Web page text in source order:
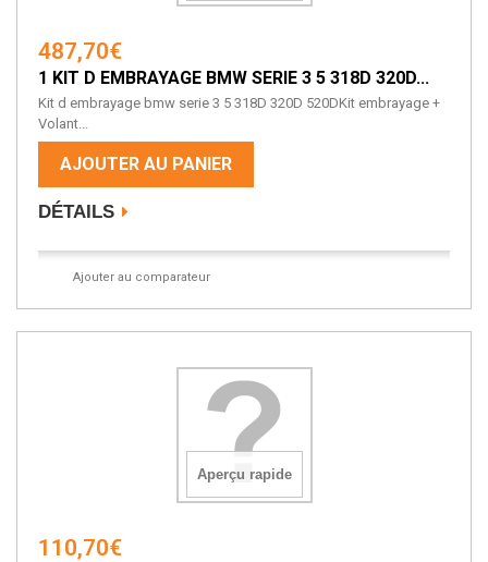
487,70€
1 KIT D EMBRAYAGE BMW SERIE 3 5 318D 320D...
Kit d embrayage bmw serie 3 5 318D 320D 520DKit embrayage +
Volant...
AJOUTER AU PANIER
DÉTAILS
Ajouter au comparateur
Aperçu rapide
110,70€